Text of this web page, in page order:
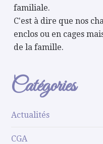
familiale.
C'est à dire que nos
enclos ou en cages
de la famille.
Catégories
Actualités
CGA